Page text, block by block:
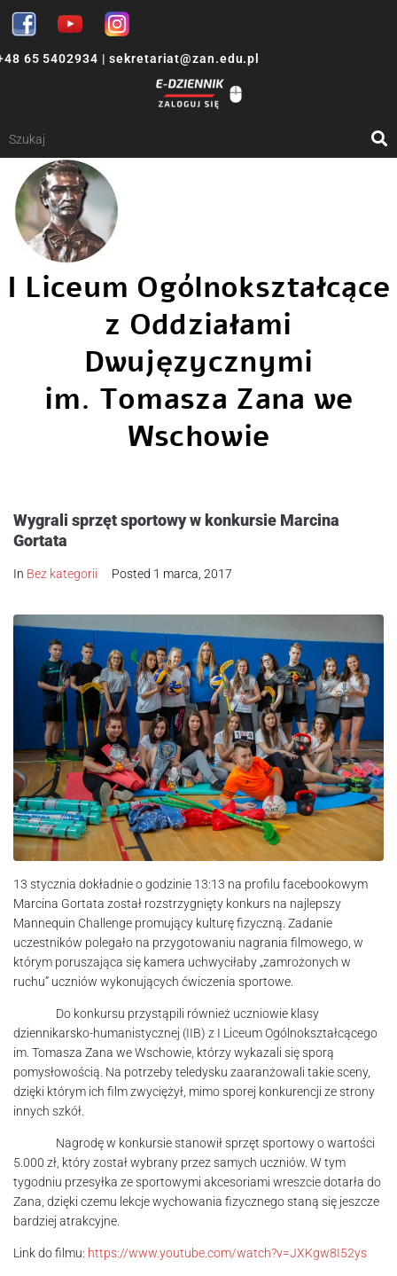
65 5402934 | sekretariat@zan.edu.pl
I Liceum Ogólnokształcące
z Oddziałami
Dwujęzycznymi
im. Tomasza Zana we
Wschowie
Wygrali sprzęt sportowy w konkursie Marcina
Gortata
In Bez kategorii Posted 1 marca, 2017
13 stycznia dokładnie o godzinie 13:13 na profilu facebookowym
Marcina Gortata został rozstrzygnięty konkurs na najlepszy
Mannequin Challenge promujący kulturę fizyczną. Zadanie
uczestników polegało na przygotowaniu nagrania filmowego, w
którym poruszająca się kamera uchwyciłaby „zamrożonych w
ruchu” uczniów wykonujących ćwiczenia sportowe.
Do konkursu przystąpili również uczniowie klasy
dziennikarsko-humanistycznej (IIB) z I Liceum Ogólnokształcącego
im. Tomasza Zana we Wschowie, którzy wykazali się sporą
pomysłowością. Na potrzeby teledysku zaaranżowali takie sceny,
dzięki którym ich film zwyciężył, mimo sporej konkurencji ze strony
innych szkół.
Nagrodę w konkursie stanowił sprzęt sportowy o wartości
5.000 zł, który został wybrany przez samych uczniów. W tym
tygodniu przesyłka ze sportowymi akcesoriami wreszcie dotarła do
Zana, dzięki czemu lekcje wychowania fizycznego staną się jeszcze
bardziej atrakcyjne.
Link do filmu: https://www.youtube.com/watch?v=JXKgw8I52ys